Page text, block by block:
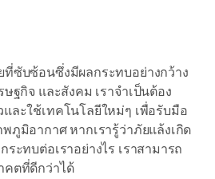
ซับซ้อนซึ่งมีผลกระทบอย่างกว้าง
ฐกิจ และสังคม เราจำเป็นต้อง
และใช้เทคโนโลยีใหม่ๆ เพื่อรับมือ
ภูมิอากาศ หากเรารู้ว่าภัยแล้งเกิด
ะทบต่อเราอย่างไร เราสามารถ
คตที่ดีกว่าได้